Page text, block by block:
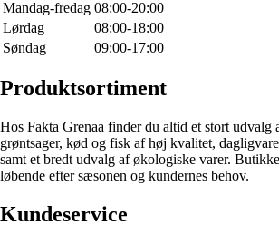
Mandag-fredag 08:00-20:00
Lørdag
08:00-18:00
Søndag
09:00-17:00
Produktsortiment
Hos Fakta Grenaa finder du altid et stort udvalg
grøntsager, kød og fisk af høj kvalitet,
samt et bredt udvalg af økologiske varer.
løbende efter sæsonen og kundernes behov.
Kundeservice